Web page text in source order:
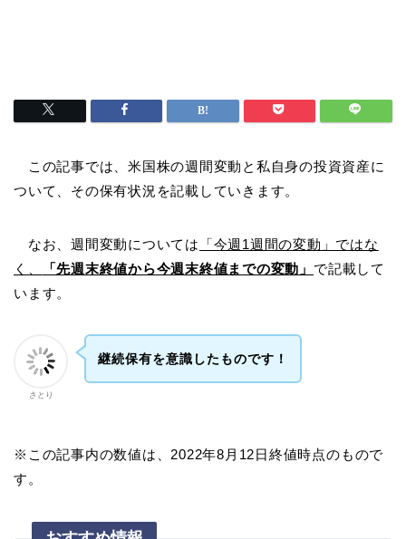
この記事では、米国株の週間変動と私自身の投資資産に
ついて、その保有状況を記載していきます。
なお、週間変動については
「今週1週間の変動」ではな
く、
「先週末終値から今週末終値までの変動」 で記載して
います。
さとり
継続保有を意識したものです！
※この記事内の数値は、2022年8月12日終値時点のもので
す。